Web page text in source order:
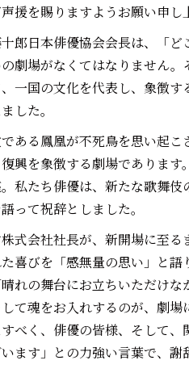
援を賜りますようお願い申し
郎日本俳優協会会長は、「
劇場がなくてはなりません
一国の文化を代表し、象徴
した。
ある鳳凰が不死鳥を思い起
興を象徴する劇場でありま
私たち俳優は、新たな歌舞
って祝辞としました。
式会社社長が、新開場に至
喜びを「感無量の思い」と
れの舞台にお立ちいただけ
て魂をお入れするのが、劇
べく、俳優の皆様、そして
ます」との力強い言葉で、謝